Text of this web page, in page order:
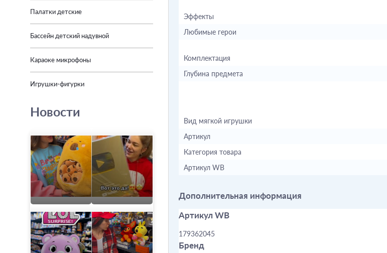
Эффекты
Любимые герои
Комплектация
Глубина предмета
Вид мягкой игрушки
Артикул
Категория товара
Артикул WB
Дополнительная информация
Артикул WB
179362045
Бренд
Палатки детские
Бассейн детский надувной
Караоке микрофоны
Игрушки-фигурки
Новости